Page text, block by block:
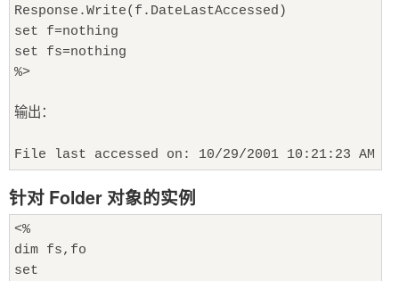
Response.Write(f.DateLastAccessed)
set f=nothing
set fs=nothing
%>
输出：
File last accessed on: 10/29/2001 10:21:23 AM
针对 Folder 对象的实例
<%
dim fs,fo
set